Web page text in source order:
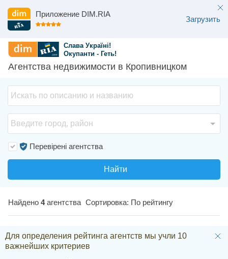
Приложение DIM.RIA
Загрузить
Слава Україні!
Окупанти - Геть!
Агентства недвижимости в Кропивницком
Перевірені агентства
Найти
Найдено 4агентства Сортировка: По рейтингу
Для определения рейтинга агентств мы учли 10
важнейших критериев